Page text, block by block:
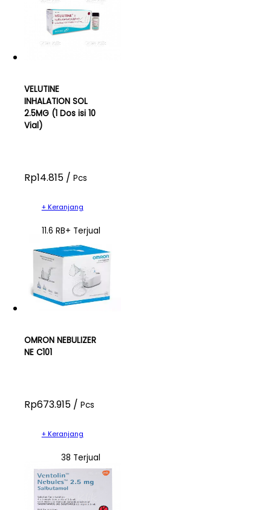
VELUTINE
INHALATION SOL
2.5MG (1 Dos isi 10
Vial)
Rp14.815 / Pcs
+ Keranjang
11.6 RB+ Terjual
OMRON NEBULIZER
NE C101
Rp673.915 / Pcs
+ Keranjang
38 Terjual